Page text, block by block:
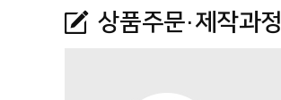
상품주문·제작과정